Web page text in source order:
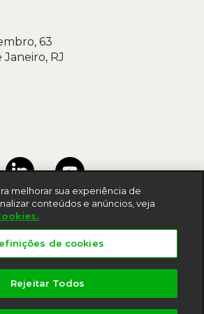
63
RJ
melhorar sua experiência de
conteúdos e anúncios, veja
de cookies
Rejeitar Todos